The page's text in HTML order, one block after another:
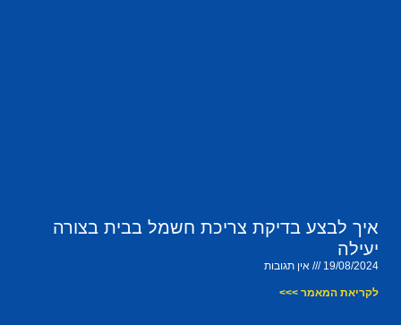
איך לבצע בדיקת צריכת חשמל בבית בצורה
יעילה
19/08/2024 אין תגובות
לקריאת המאמר >>>